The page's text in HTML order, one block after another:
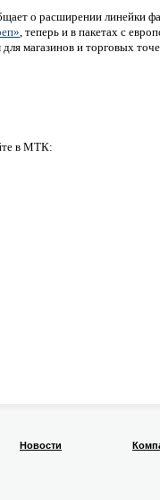
о расширении линейки
, теперь и в пакетах с
магазинов и торговых
в МТК:
Новости